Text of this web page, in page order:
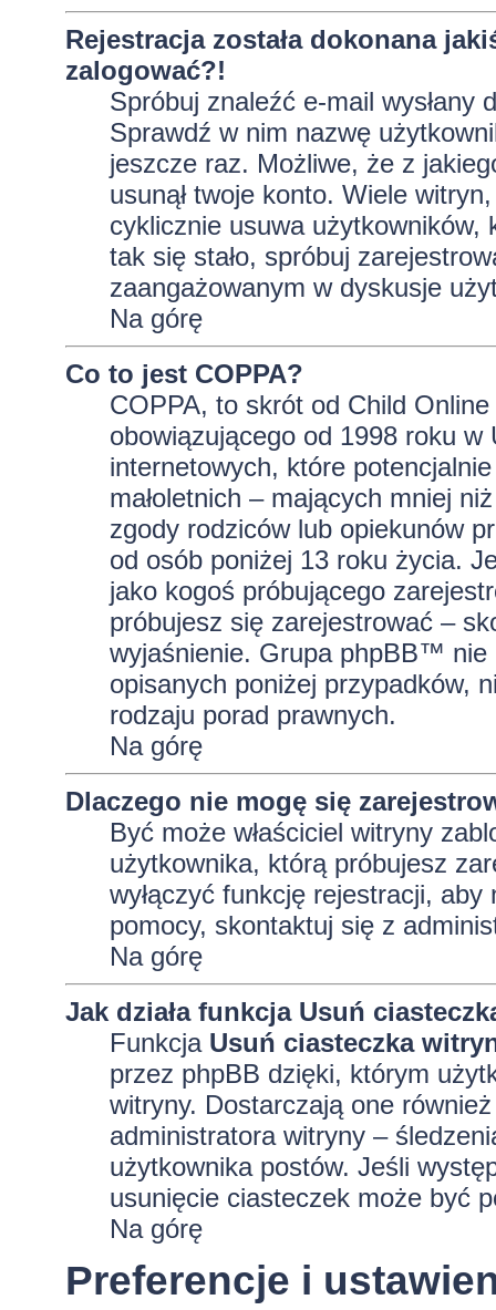
Rejestracja została dokonana
zalogować?!
Spróbuj znaleźć e-mail wysłany
Sprawdź w nim nazwę
jeszcze raz. Możliwe, że z
usunął twoje konto. Wiele
cyklicznie usuwa użytkowników,
tak się stało, spróbuj
zaangażowanym w dyskusje
Na górę
Co to jest COPPA?
COPPA, to skrót od Child
obowiązującego od 1998 roku w
internetowych, które
małoletnich – mających mniej
zgody rodziców lub opiekunów
od osób poniżej 13 roku życia.
jako kogoś próbującego
próbujesz się zarejestrować –
wyjaśnienie. Grupa phpBB™ nie
opisanych poniżej przypadków,
rodzaju porad prawnych.
Na górę
Dlaczego nie mogę się
Być może właściciel witryny
użytkownika, którą próbujesz
wyłączyć funkcję rejestracji,
pomocy, skontaktuj się z
Na górę
Jak działa funkcja Usuń
Funkcja Usuń ciasteczka
przez phpBB dzięki, którym
witryny. Dostarczają one
administratora witryny –
użytkownika postów. Jeśli
usunięcie ciasteczek może być
Na górę
Preferencje i